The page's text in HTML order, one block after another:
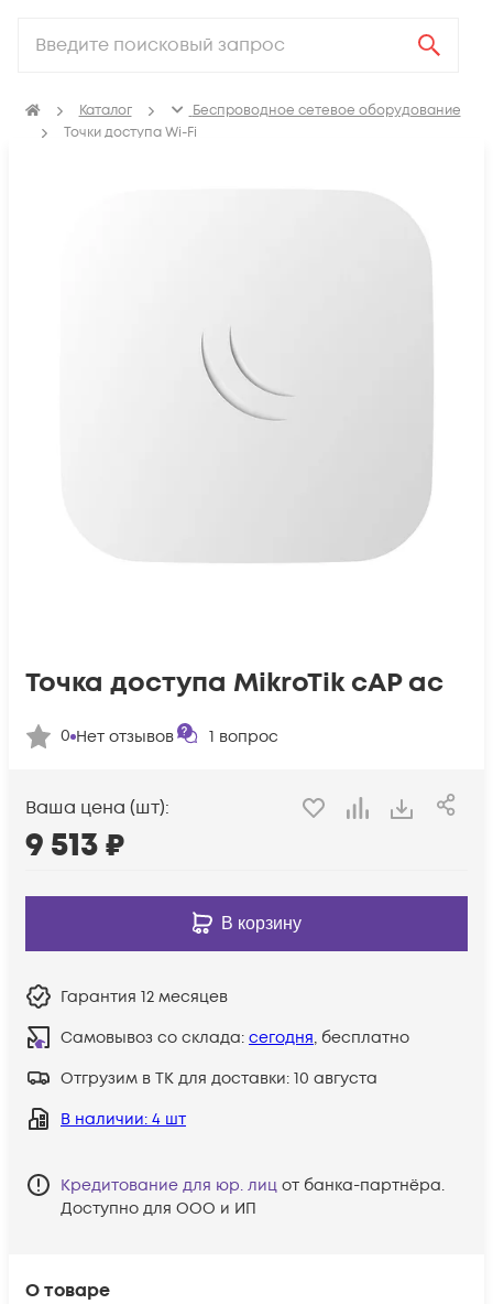
Каталог
Беспроводное сетевое оборудование
Точки доступа Wi-Fi
О товаре
Точка доступа MikroTik cAP ac
0 Нет отзывов 1 вопрос
Ваша цена (шт):
9 513₽
В корзину
Гарантия 12 месяцев
Самовывоз со склада: сегодня, бесплатно
Отгрузим в ТК для доставки: 10 августа
В наличии: 4 шт
Кредитование для юр. лиц от банка-партнёра.
Доступно для ООО и ИП